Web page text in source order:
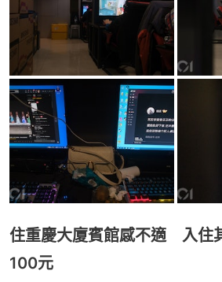
住重慶大廈賓館感不適 入住
100元